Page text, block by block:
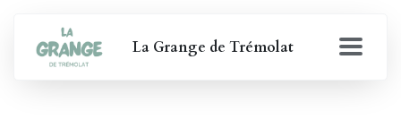
La Grange de Trémolat